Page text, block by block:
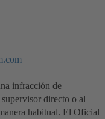
infracción de
directo o al
habitual. El Oficial